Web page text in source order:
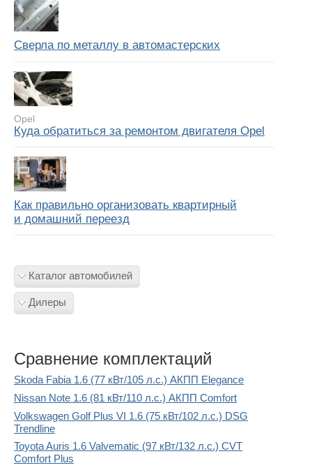
Сверла по металлу в автомастерских
Opel
Куда обратиться за ремонтом двигателя Opel
Как правильно организовать квартирный
и домашний переезд
Каталог автомобилей
Дилеры
Сравнение комплектаций
Skoda Fabia 1.6 (77 кВт/105 л.с.) АКПП Elegance
Nissan Note 1.6 (81 кВт/110 л.с.) АКПП Comfort
Volkswagen Golf Plus VI 1.6 (75 кВт/102 л.с.) DSG
Trendline
Toyota Auris 1.6 Valvematic (97 кВт/132 л.с.) CVT
Comfort Plus